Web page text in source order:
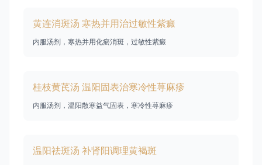
黄连消斑汤 寒热并用治过敏性紫癜
内服汤剂，寒热并用化瘀消斑，过敏性紫癜
桂枝黄芪汤 温阳固表治寒冷性荨麻疹
内服汤剂，温阳散寒益气固表，寒冷性荨麻疹
温阳祛斑汤 补肾阳调理黄褐斑